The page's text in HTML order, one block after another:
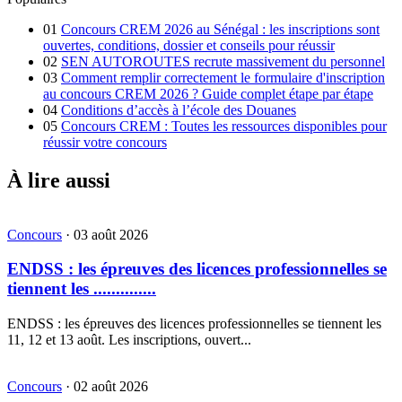
01 Concours CREM 2026 au Sénégal : les inscriptions sont
ouvertes, conditions, dossier et conseils pour réussir
02 SEN AUTOROUTES recrute massivement du personnel
03 Comment remplir correctement le formulaire d'inscription
au concours CREM 2026 ? Guide complet étape par étape
04 Conditions d’accès à l’école des Douanes
05 Concours CREM : Toutes les ressources disponibles pour
réussir votre concours
À lire aussi
Concours · 03 août 2026
ENDSS : les épreuves des licences professionnelles se
tiennent les ..............
ENDSS : les épreuves des licences professionnelles se tiennent les
11, 12 et 13 août. Les inscriptions, ouvert...
Concours · 02 août 2026